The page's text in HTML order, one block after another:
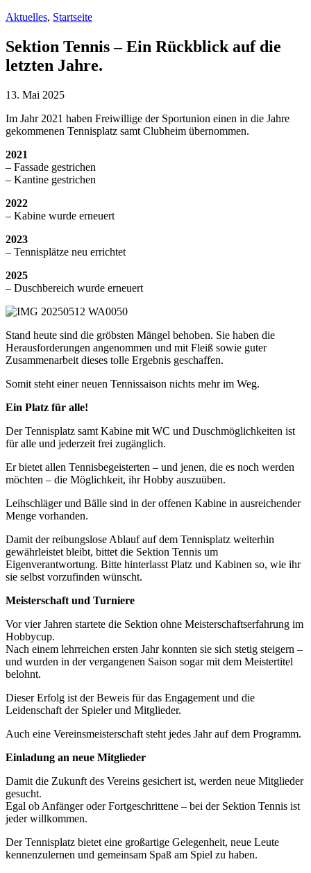
Aktuelles, Startseite
Sektion Tennis – Ein Rückblick auf die
letzten Jahre.
13. Mai 2025
Im Jahr 2021 haben Freiwillige der Sportunion einen in die Jahre
gekommenen Tennisplatz samt Clubheim übernommen.
2021
– Fassade gestrichen
– Kantine gestrichen
2022
– Kabine wurde erneuert
2023
– Tennisplätze neu errichtet
2025
– Duschbereich wurde erneuert
Stand heute sind die gröbsten Mängel behoben. Sie haben die
Herausforderungen angenommen und mit Fleiß sowie guter
Zusammenarbeit dieses tolle Ergebnis geschaffen.
Somit steht einerneuen Tennissaison nichts mehrim Weg.
Ein Platz für alle!
DerTennisplatz samt Kabine mit WC und Duschmöglichkeiten ist
füralle und jederzeit frei zugänglich.
Erbietet allen Tennisbegeisterten – und jenen, die es noch werden
möchten – die Möglichkeit, ihrHobby auszuüben.
Leihschlägerund Bälle sind in deroffenen Kabine in ausreichender
Menge vorhanden.
Damit derreibungslose Ablaufaufdem Tennisplatz weiterhin
gewährleistet bleibt, bittet die Sektion Tennis um
Eigenverantwortung. Bitte hinterlasst Platz und Kabinen so, wie ihr
sie selbst vorzufinden wünscht.
Meisterschaft und Turniere
VorvierJahren startete die Sektion ohne Meisterschaftserfahrung im
Hobbycup.
Nach einem lehrreichen ersten Jahrkonnten sie sich stetig steigern –
und wurden in dervergangenen Saison sogarmit dem Meistertitel
belohnt.
DieserErfolg ist derBeweis fürdas Engagement und die
Leidenschaft der Spielerund Mitglieder.
Auch eine Vereinsmeisterschaft steht jedes Jahraufdem Programm.
Einladung an neue Mitglieder
Damit die Zukunft des Vereins gesichert ist, werden neue Mitglieder
gesucht.
Egal ob AnfängeroderFortgeschrittene – bei der Sektion Tennis ist
jederwillkommen.
DerTennisplatz bietet eine großartige Gelegenheit, neue Leute
kennenzulernen und gemeinsam Spaß am Spiel zu haben.